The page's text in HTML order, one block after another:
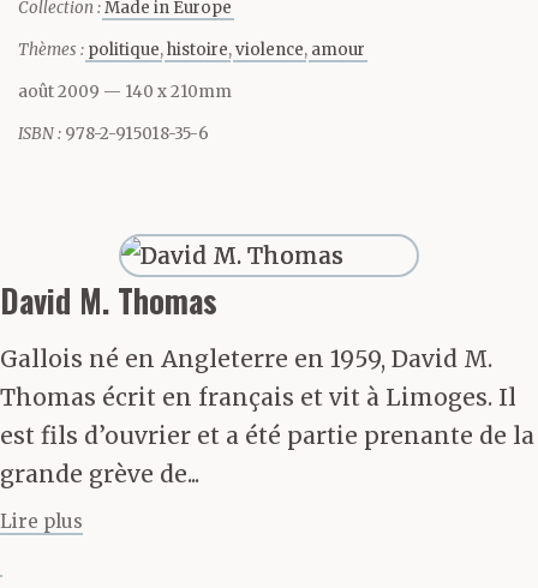
d’urgence au QG du Jefe
où la mort planait sur
bien des visages, les
moins Dartmann avec
admiration, tous
penchés sur la carte
déployée sur la table,
tous émerveillés par cet
index allemand qui
traçait des lignes dans
Collection :Made in Europe
Thèmes : politique histoire violence amour
août 2009 — 140 x 210mm
ISBN : 978-2-915018-35-6
David M. Thomas
Gallois né en Angleterre en 1959, David M.
Thomas écrit en français et vit à Limoges. Il
est fils d’ouvrier et a été partie prenante de la
grande grève de...
Lire plus